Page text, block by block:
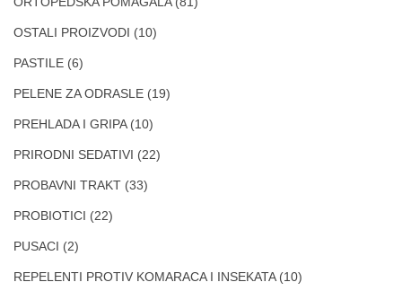
OSTALI PROIZVODI (10)
PASTILE (6)
PELENE ZA ODRASLE (19)
PREHLADA I GRIPA (10)
PRIRODNI SEDATIVI (22)
PROBAVNI TRAKT (33)
PROBIOTICI (22)
PUSACI (2)
REPELENTI PROTIV KOMARACA I INSEKATA (10)